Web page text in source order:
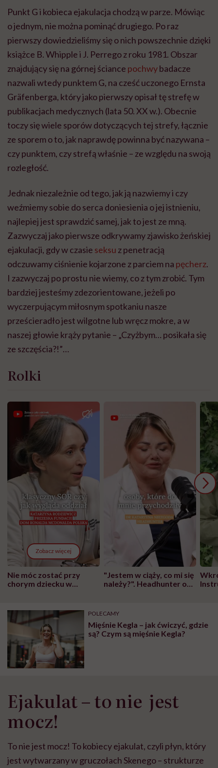
Punkt G i kobieca ejakulacja chodzą w parze. Mówiąc
o jednym, nie można pominąć drugiego. Po raz
pierwszy dowiedzieliśmy się o nich powszechnie dzięki
książce B. Whipple i J. Perrego z roku 1981. Obszar
znajdujący się na górnej ściance pochwybadacze
nazwali wtedy punktem G, na cześć uczonego Ernsta
Gräfenberga, który jako pierwszy opisał tę strefę w
publikacjach medycznych (lata 50. XX w.). Obecnie
toczy się wiele sporów dotyczących tej strefy, łącznie
ze sporem o to, jak naprawdę powinna być nazywana –
czy punktem, czy strefą właśnie – ze względu na swoją
rozległość.
Jednak niezależnie od tego, jak ją nazwiemy i czy
weźmiemy sobie do serca doniesienia o jej istnieniu,
najlepiej jest sprawdzić samej, jak to jest ze mną.
Zazwyczaj jako pierwsze odkrywamy zjawisko żeńskiej
ejakulacji, gdy w czasie seksu z penetracją
odczuwamy ciśnienie kojarzone z parciem na pęcherz.
I zazwyczaj po prostu nie wiemy, co z tym zrobić. Tym
bardziej jesteśmy zdezorientowane, jeżeli po
wyczerpującym miłosnym spotkaniu nasze
prześcieradło jest wilgotne lub wręcz mokre, a w
naszej głowie krąży pytanie – „Czyżbym… posikała się
ze szczęścia?!”…
Rolki
Zobacz więcej
Nie móc zostać przy
chorym dziecku w
może chyba tylko
głupota i brak
wyobraźni"
"Jestem w ciąży, co mi się
należy?". Headhunter o
pracy
POLECAMY
Mięśnie Kegla – jak ćwiczyć, gdzie
są? Czym są mięśnie Kegla?
Ejakulat – to nie jest
mocz!
To nie jest mocz! To kobiecy ejakulat, czyli płyn, który
jest wytwarzany w gruczołach Skenego – strukturze